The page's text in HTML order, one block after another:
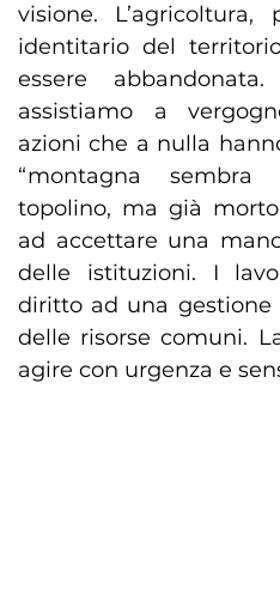
visione.
identitario del
essere
assistiamo a
azioni che a nulla
“montagna
topolino, ma già
ad accettare una
delle istituzioni. I
diritto ad una gestione
delle risorse comuni.
agire con urgenza e